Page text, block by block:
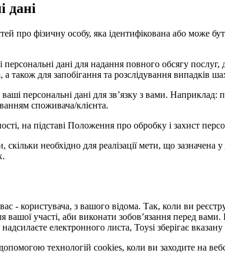
дані
про фізичну особу, яка ідентифікована або може
дані для надання повного обсягу
також для запобігання та розслідування випадків
персональні дані для зв’язку з вами.
споживача/клієнта.
на підставі Положення про обробку і захист
необхідно для реалізації мети, що
- користувача, з вашого відома. Так, коли ви
вашої участі, аби виконати зобов’язання перед
електронного листа, Toysi зберігає
технологій cookies, коли ви заходите на